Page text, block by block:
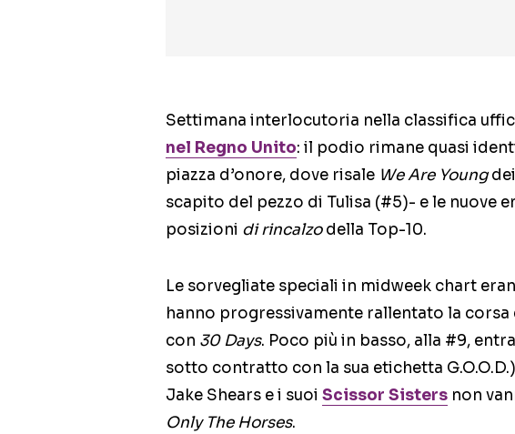
Settimana interlocutoria nella classifica
nel Regno Unito: il podio rimane quasi
piazza d’onore, dove risale We Are Youngdei
scapito del pezzo di Tulisa (#5)- e le nuove
posizioni di rincalzodella Top-10.
Le sorvegliate speciali in midweek chart
hanno progressivamente rallentato la
con 30 Days. Poco più in basso, alla #9,
sotto contratto con la sua etichetta G.O.O.D.)
Jake Shears e i suoi Scissor Sisters non
Only The Horses.